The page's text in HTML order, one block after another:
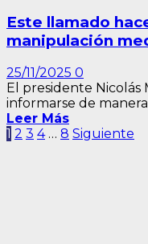
Este llamado
manipulación
25/11/2025 0
El presidente
informarse de
Leer Más
Paginación
1 2 3 4 … 8 Siguiente